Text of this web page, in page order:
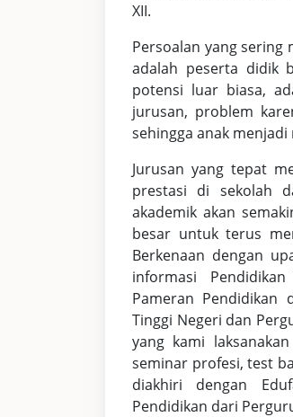
XII.
Persoalan yang
adalah peserta didik
potensi luar biasa,
jurusan, problem
sehingga anak
Jurusan yang tepat
prestasi di sekolah
akademik akan
besar untuk terus
Berkenaan dengan
informasi Pendidikan
Pameran Pendidikan
Tinggi Negeri dan
yang kami
seminar profesi, test
diakhiri dengan
Pendidikan dari